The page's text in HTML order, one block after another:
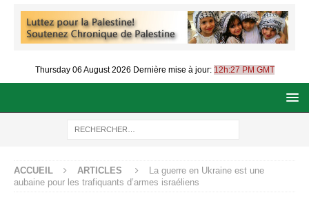
Thursday 06 August 2026 Dernière mise à jour: 12h:27 PM GMT
ACCUEIL ARTICLES
La guerre en Ukraine est une
aubaine pour les trafiquants d’armes israéliens